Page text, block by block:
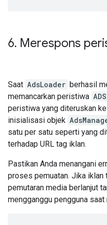
6. Merespons
Saat AdsLoader berhasil
memancarkan peristiwa
peristiwa yang diteruskan
inisialisasi objek
satu per satu seperti yang
terhadap URL tag iklan.
Pastikan Anda menangani
proses pemuatan. Jika iklan
pemutaran media berlanjut
mengganggu pengguna